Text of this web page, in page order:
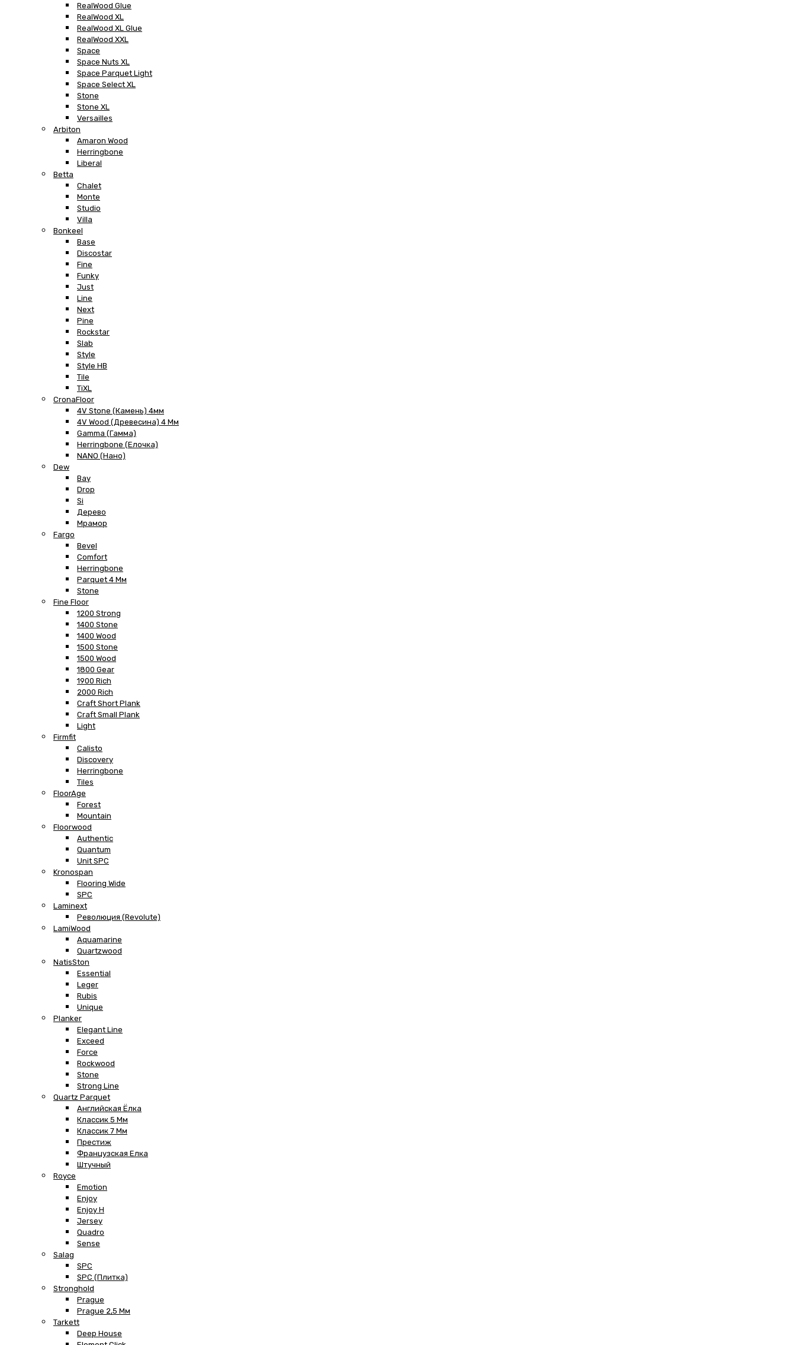
RealWood Glue
RealWood XL
RealWood XL Glue
RealWood XXL
Space
Space Nuts XL
Space Parquet Light
Space Select XL
Stone
Stone XL
Versailles
Arbiton
Amaron Wood
Herringbone
Liberal
Betta
Chalet
Monte
Studio
Villa
Bonkeel
Base
Discostar
Fine
Funky
Just
Line
Next
Pine
Rockstar
Slab
Style
Style HB
Tile
TiXL
CronaFloor
4V Stone (Камень) 4мм
4V Wood (Древесина) 4 Мм
Gamma (Гамма)
Herringbone (Елочка)
NANO (Нано)
Dew
Bay
Drop
Si
Дерево
Мрамор
Fargo
Bevel
Comfort
Herringbone
Parquet 4 Мм
Stone
Fine Floor
1200 Strong
1400 Stone
1400 Wood
1500 Stone
1500 Wood
1800 Gear
1900 Rich
2000 Rich
Craft Short Plank
Craft Small Plank
Light
Firmfit
Calisto
Discovery
Herringbone
Tiles
FloorAge
Forest
Mountain
Floorwood
Authentic
Quantum
Unit SPC
Kronospan
Flooring Wide
SPC
Laminext
Революция (Revolute)
LamiWood
Aquamarine
Quartzwood
NatisSton
Essential
Leger
Rubis
Unique
Planker
Elegant Line
Exceed
Force
Rockwood
Stone
Strong Line
Quartz Parquet
Английская Ёлка
Классик 5 Мм
Классик 7 Мм
Престиж
Французская Елка
Штучный
Royce
Emotion
Enjoy
Enjoy H
Jersey
Quadro
Sense
Salag
SPC
SPC (плитка)
Stronghold
Prague
Prague 2,5 Мм
Tarkett
Deep House